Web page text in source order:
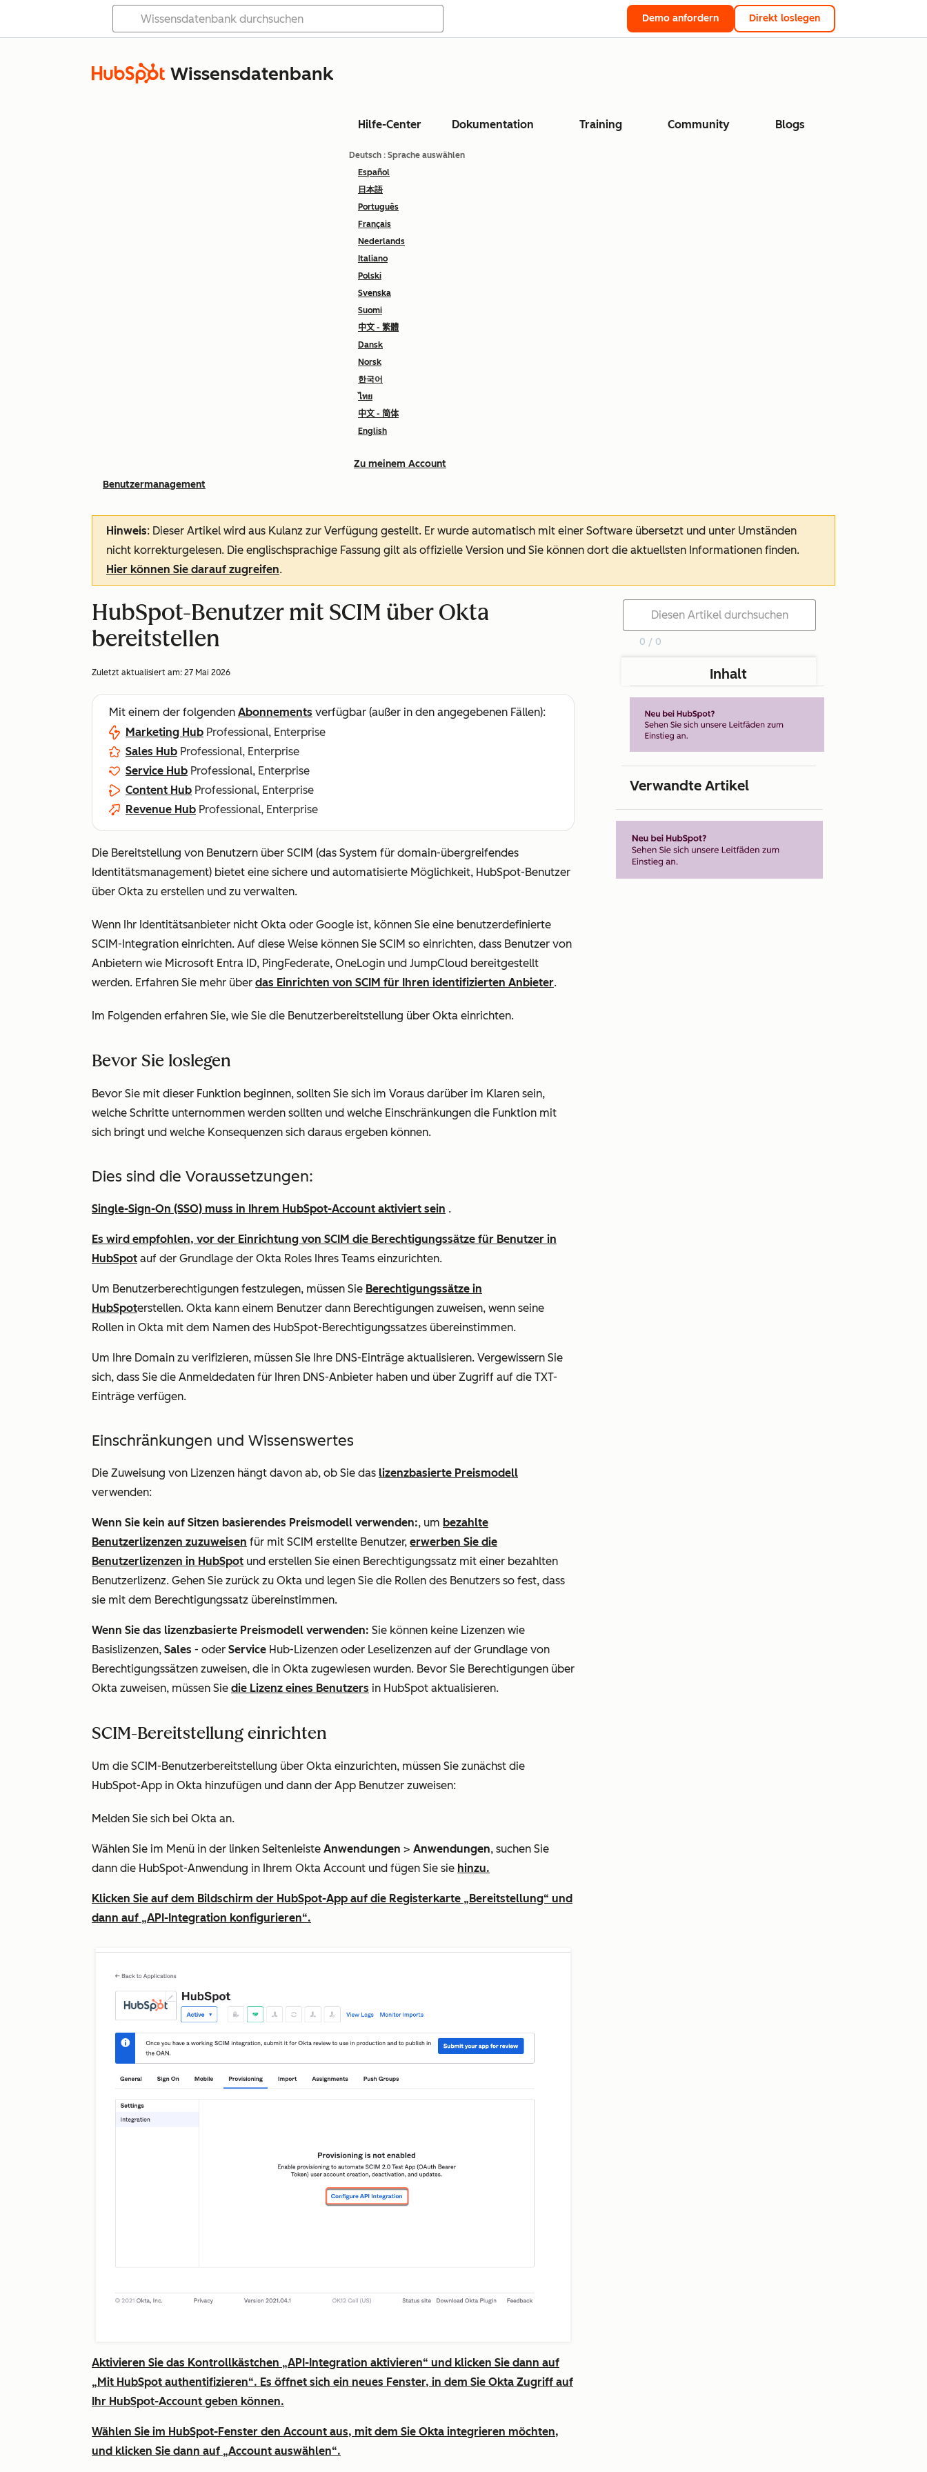
Demo anfordern Direkt loslegen
Wissensdatenbank
Hilfe-Center Dokumentation Training Community Blogs
Deutsch : Sprache auswählen
Español
日本語
Português
Français
Nederlands
Italiano
Polski
Svenska
Suomi
中文 - 繁體
Dansk
Norsk
한국어
ไทย
中文 - 简体
English
Zu meinem Account
Benutzermanagement
Hinweis: Dieser Artikel wird aus Kulanz zur Verfügung gestellt. Er wurde automatisch mit einer Software übersetzt und unter Umständen
nicht korrekturgelesen. Die englischsprachige Fassung gilt als offizielle Version und Sie können dort die aktuellsten Informationen finden.
Hier können Sie darauf zugreifen.
HubSpot-Benutzer mit SCIM über Okta
bereitstellen
Zuletzt aktualisiert am: 27 Mai 2026
Mit einem der folgenden Abonnements verfügbar (außer in den angegebenen Fällen):
Marketing Hub Professional, Enterprise
Sales Hub Professional, Enterprise
Service Hub Professional, Enterprise
Content Hub Professional, Enterprise
Revenue Hub Professional, Enterprise
Die Bereitstellung von Benutzern über SCIM (das System für domain-übergreifendes
Identitätsmanagement) bietet eine sichere und automatisierte Möglichkeit, HubSpot-Benutzer
über Okta zu erstellen und zu verwalten.
Wenn Ihr Identitätsanbieter nicht Okta oder Google ist, können Sie eine benutzerdefinierte
SCIM-Integration einrichten. Auf diese Weise können Sie SCIM so einrichten, dass Benutzer von
Anbietern wie Microsoft Entra ID, PingFederate, OneLogin und JumpCloud bereitgestellt
werden. Erfahren Sie mehr über das Einrichten von SCIM für Ihren identifizierten Anbieter.
Im Folgenden erfahren Sie, wie Sie die Benutzerbereitstellung über Okta einrichten.
Bevor Sie loslegen
Bevor Sie mit dieser Funktion beginnen, sollten Sie sich im Voraus darüber im Klaren sein,
welche Schritte unternommen werden sollten und welche Einschränkungen die Funktion mit
sich bringt und welche Konsequenzen sich daraus ergeben können.
Dies sind die Voraussetzungen:
Single-Sign-On (SSO) muss in Ihrem HubSpot-Account aktiviert sein .
Es wird empfohlen, vor der Einrichtung von SCIM die Berechtigungssätze für Benutzer in
HubSpot auf der Grundlage der Okta Roles Ihres Teams einzurichten.
Um Benutzerberechtigungen festzulegen, müssen Sie Berechtigungssätze in
HubSpoterstellen. Okta kann einem Benutzer dann Berechtigungen zuweisen, wenn seine
Rollen in Okta mit dem Namen des HubSpot-Berechtigungssatzes übereinstimmen.
Um Ihre Domain zu verifizieren, müssen Sie Ihre DNS-Einträge aktualisieren. Vergewissern Sie
sich, dass Sie die Anmeldedaten für Ihren DNS-Anbieter haben und über Zugriff auf die TXT-
Einträge verfügen.
Einschränkungen und Wissenswertes
Die Zuweisung von Lizenzen hängt davon ab, ob Sie das lizenzbasierte Preismodell
verwenden:
Wenn Sie kein auf Sitzen basierendes Preismodell verwenden:, um bezahlte
Benutzerlizenzen zuzuweisen für mit SCIM erstellte Benutzer, erwerben Sie die
Benutzerlizenzen in HubSpot und erstellen Sie einen Berechtigungssatz mit einer bezahlten
Benutzerlizenz. Gehen Sie zurück zu Okta und legen Sie die Rollen des Benutzers so fest, dass
sie mit dem Berechtigungssatz übereinstimmen.
Wenn Sie das lizenzbasierte Preismodell verwenden: Sie können keine Lizenzen wie
Basislizenzen, Sales - oder Service Hub-Lizenzen oder Leselizenzen auf der Grundlage von
Berechtigungssätzen zuweisen, die in Okta zugewiesen wurden. Bevor Sie Berechtigungen über
Okta zuweisen, müssen Sie die Lizenz eines Benutzers in HubSpot aktualisieren.
SCIM-Bereitstellung einrichten
Um die SCIM-Benutzerbereitstellung über Okta einzurichten, müssen Sie zunächst die
HubSpot-App in Okta hinzufügen und dann der App Benutzer zuweisen:
Melden Sie sich bei Okta an.
Wählen Sie im Menü in der linken Seitenleiste Anwendungen > Anwendungen, suchen Sie
dann die HubSpot-Anwendung in Ihrem Okta Account und fügen Sie sie hinzu.
Klicken Sie auf dem Bildschirm der HubSpot-App auf die Registerkarte „Bereitstellung“ und
dann auf „API-Integration konfigurieren“.
Aktivieren Sie das Kontrollkästchen „API-Integration aktivieren“ und klicken Sie dann auf
„Mit HubSpot authentifizieren“. Es öffnet sich ein neues Fenster, in dem Sie Okta Zugriff auf
Ihr HubSpot-Account geben können.
Wählen Sie im HubSpot-Fenster den Account aus, mit dem Sie Okta integrieren möchten,
und klicken Sie dann auf „Account auswählen“.
0 / 0
Inhalt
Verwandte Artikel